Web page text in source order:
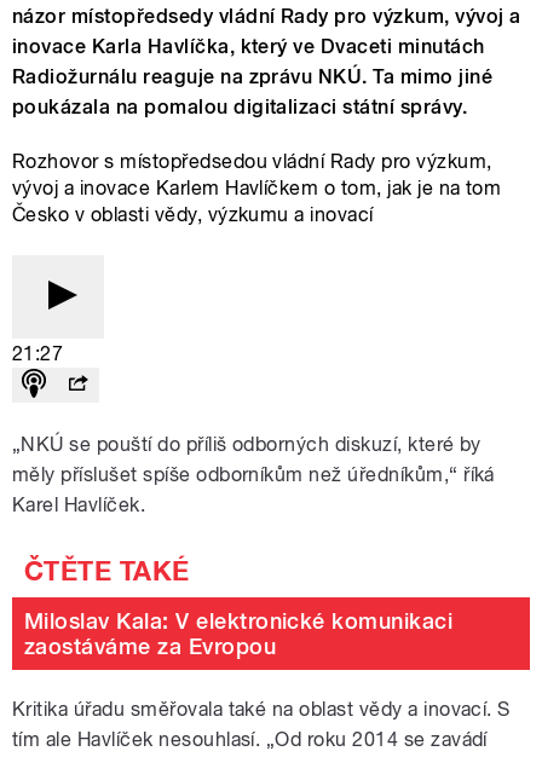
názor místopředsedy vládní Rady pro výzkum, vývoj a
inovace Karla Havlíčka, který ve Dvaceti minutách
Radiožurnálu reaguje na zprávu NKÚ. Ta mimo jiné
poukázala na pomalou digitalizaci státní správy.
Rozhovor s místopředsedou vládní Rady pro výzkum,
vývoj a inovace Karlem Havlíčkem o tom, jak je na tom
Česko v oblasti vědy, výzkumu a inovací
21:27
„NKÚ se pouští do příliš odborných diskuzí, které by
měly příslušet spíše odborníkům než úředníkům,“ říká
Karel Havlíček.
Miloslav Kala: V elektronické komunikaci
zaostáváme za Evropou
Kritika úřadu směřovala také na oblast vědy a inovací. S
tím ale Havlíček nesouhlasí. „Od roku 2014 se zavádí